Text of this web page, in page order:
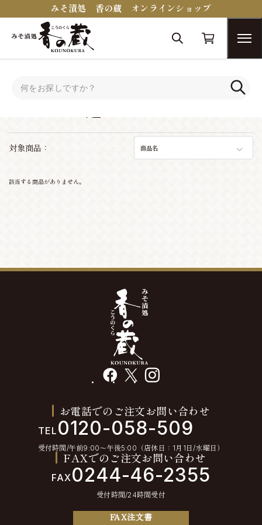
みそ漬処 香の蔵 オンラインショップ
対象商品： 商品名
該当する商品がありません。
facebook instagram
お電話でのご注文お問い合わせ
TEL 0120-058-509
受付時間/午前9:00〜午後5:00（店休日：1月1日/水曜日）
FAXでのご注文お問い合わせ
FAX0244-46-2355
受付時間/24時間受付
FAX注文書